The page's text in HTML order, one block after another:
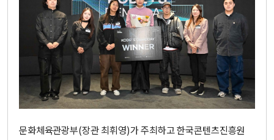
문화체육관광부(장관 최휘영)가 주최하고 한국콘텐츠진흥원